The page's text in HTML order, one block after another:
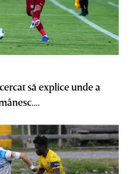
să explice unde a